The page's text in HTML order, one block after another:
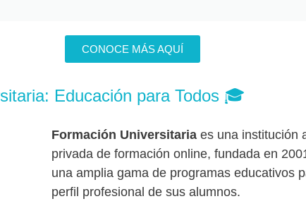
CONOCE MÁS AQUÍ
Educación para Todos 🎓
Formación Universitariaes una institución
privada de formación online, fundada en
una amplia gama de programas educativos
perfil profesional de sus alumnos.